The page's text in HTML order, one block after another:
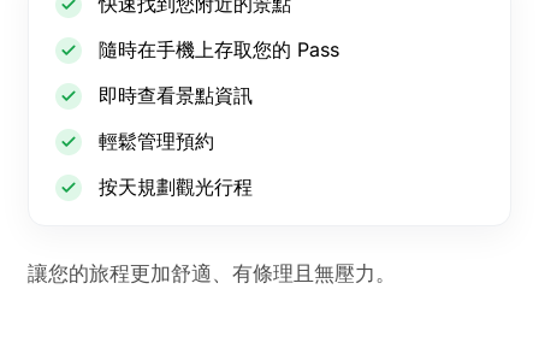
隨時在手機上存取您的 Pass
即時查看景點資訊
輕鬆管理預約
按天規劃觀光行程
讓您的旅程更加舒適、有條理且無壓力。